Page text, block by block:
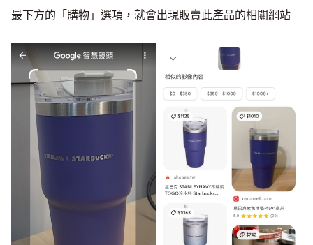
最下方的「購物」選項，就會出現販賣此產品的相關網站